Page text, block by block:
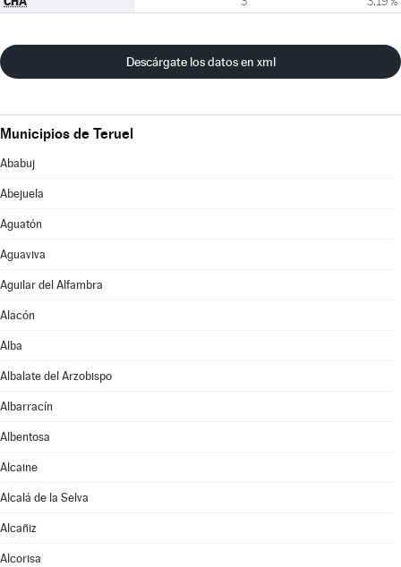
Descárgate los datos en xml
Municipios de Teruel
Ababuj
Abejuela
Aguatón
Aguaviva
Aguilar del Alfambra
Alacón
Alba
Albalate del Arzobispo
Albarracín
Albentosa
Alcaine
Alcalá de la Selva
Alcañiz
Alcorisa